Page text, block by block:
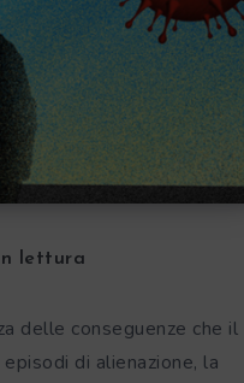
lettura
delle conseguenze che il
di alienazione, la